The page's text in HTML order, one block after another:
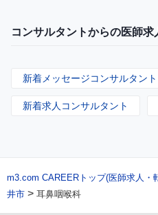
コンサルタントからの医師求
新着メッセージコンサルタント
新着求人コンサルタント
m3.com CAREERトップ(医師求人・
井市 > 耳鼻咽喉科